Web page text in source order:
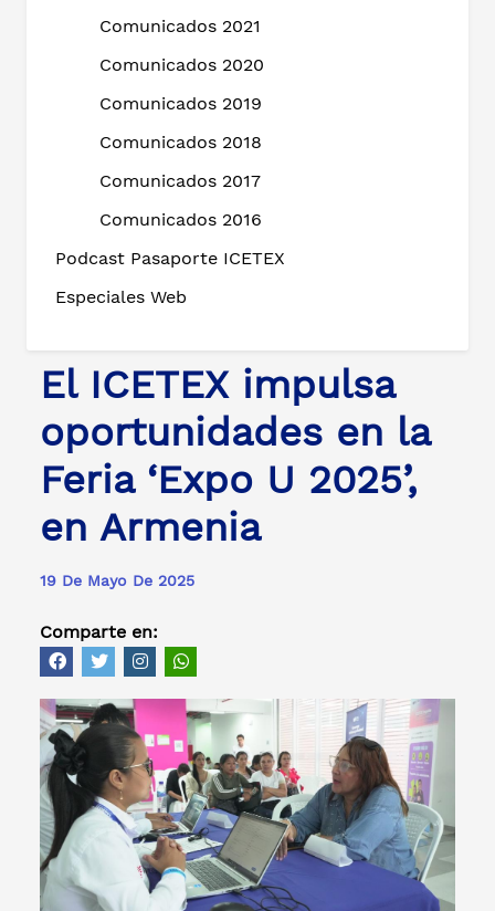
Comunicados 2021
Comunicados 2020
Comunicados 2019
Comunicados 2018
Comunicados 2017
Comunicados 2016
Podcast Pasaporte ICETEX
Especiales Web
El ICETEX impulsa
oportunidades en la
Feria ‘Expo U 2025’,
en Armenia
19 De Mayo De 2025
Comparte en: